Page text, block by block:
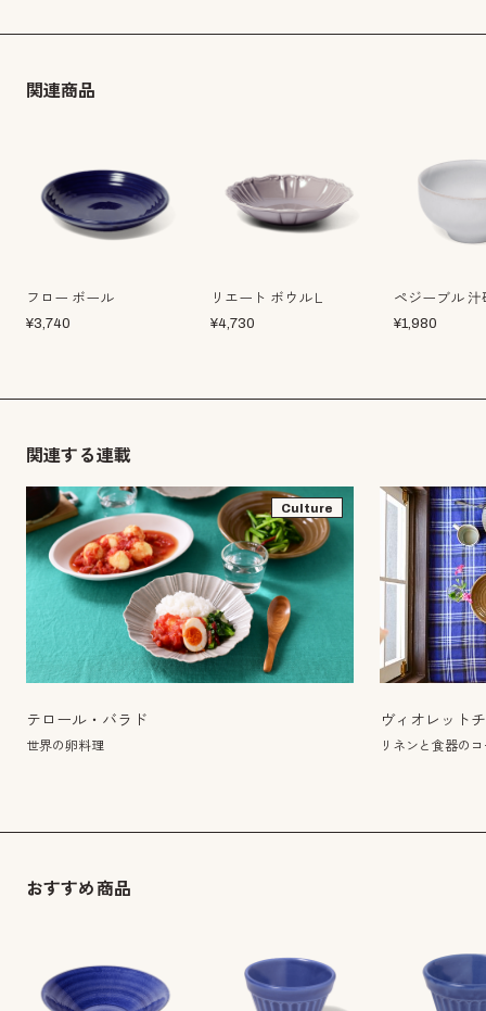
関連商品
フロー ボール
¥3,740
リエート ボウルＬ
¥4,730
ペジーブル 汁
¥1,980
関連する連載
Culture
テロール・バラド
世界の卵料理
ヴィオレット
リネンと食器の
おすすめ商品